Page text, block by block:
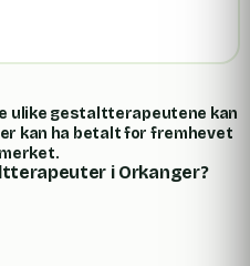
ulike gestaltterapeutene kan
kan ha betalt for fremhevet
i Orkanger?